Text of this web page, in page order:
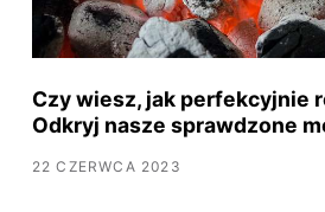
Czy wiesz, jak perfekcyjnie
Odkryj nasze sprawdzone
22 CZERWCA 2023